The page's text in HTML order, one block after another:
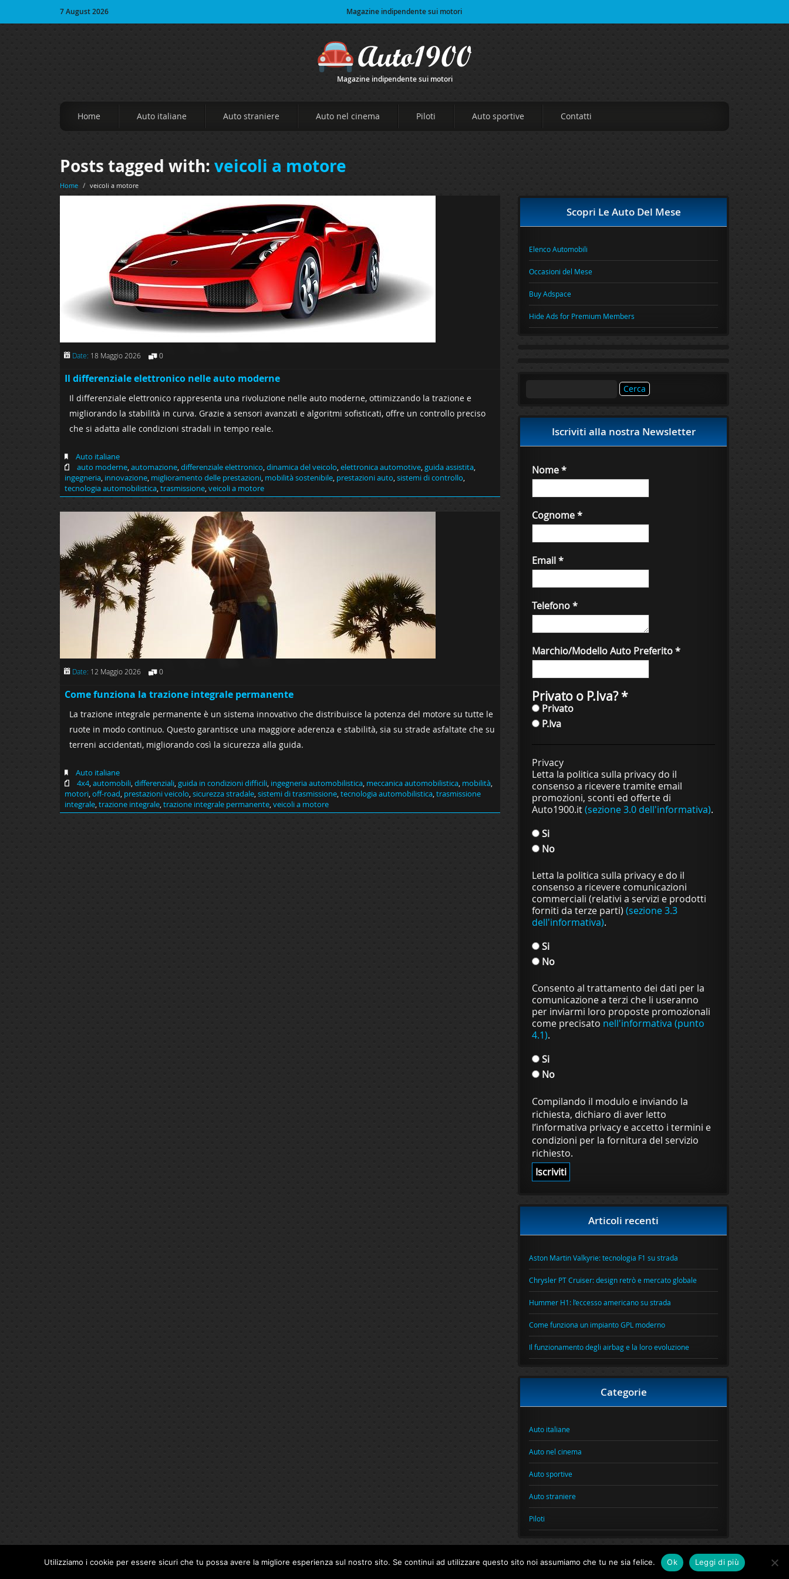
7 August 2026 Magazine indipendente sui motori
Magazine indipendente sui motori
Home Auto italiane Auto straniere Auto nel cinema Piloti Auto sportive Contatti
Posts tagged with: veicoli a motore
Home / veicoli a motore
Date: 18 Maggio 2026 0
Il differenziale elettronico nelle auto moderne
Il differenziale elettronico rappresenta una rivoluzione nelle auto moderne, ottimizzando la trazione e
migliorando la stabilità in curva. Grazie a sensori avanzati e algoritmi sofisticati, offre un controllo preciso
che si adatta alle condizioni stradali in tempo reale.
Auto italiane
auto moderne,automazione,differenziale elettronico,dinamica del veicolo,elettronica automotive,guida assistita,
ingegneria, innovazione, miglioramento delle prestazioni, mobilità sostenibile, prestazioni auto,sistemi di controllo,
tecnologia automobilistica,trasmissione,veicoli a motore
Date: 12 Maggio 2026 0
Come funziona la trazione integrale permanente
La trazione integrale permanente è un sistema innovativo che distribuisce la potenza del motore su tutte le
ruote in modo continuo. Questo garantisce una maggiore aderenza e stabilità, sia su strade asfaltate che su
terreni accidentati, migliorando così la sicurezza alla guida.
Auto italiane
4x4,automobili,differenziali,guida in condizioni difficili, ingegneria automobilistica, meccanica automobilistica, mobilità,
motori,off-road, prestazioni veicolo,sicurezza stradale,sistemi di trasmissione,tecnologia automobilistica,trasmissione
integrale,trazione integrale,trazione integrale permanente,veicoli a motore
Scopri Le Auto Del Mese
Elenco Automobili
Occasioni del Mese
Buy Adspace
Hide Ads for Premium Members
Iscriviti alla nostra Newsletter
Nome*
Cognome*
Email*
Telefono*
Marchio/Modello Auto Preferito*
Privato o P.Iva?*
Privato
P.Iva
Privacy
Letta la politica sulla privacy do il
consenso a ricevere tramite email
promozioni, sconti ed offerte di
Auto1900.it(sezione 3.0 dell'informativa).
Si
No
Letta la politica sulla privacy e do il
consenso a ricevere comunicazioni
commerciali (relativi a servizi e prodotti
forniti da terze parti) (sezione 3.3
dell'informativa).
Si
No
Consento al trattamento dei dati per la
comunicazione a terzi che li useranno
per inviarmi loro proposte promozionali
come precisato nell'informativa (punto
4.1).
Si
No
Compilando il modulo e inviando la
richiesta, dichiaro di aver letto
l’informativa privacy e accetto i termini e
condizioni per la fornitura del servizio
richiesto.
Articoli recenti
Aston Martin Valkyrie: tecnologia F1 su strada
Chrysler PT Cruiser: design retrò e mercato globale
Hummer H1: l’eccesso americano su strada
Come funziona un impianto GPL moderno
Il funzionamento degli airbag e la loro evoluzione
Categorie
Auto italiane
Auto nel cinema
Auto sportive
Auto straniere
Piloti
|
Utilizziamo i cookie per essere sicuri che tu possa avere la migliore esperienza sul nostro sito. Se continui ad utilizzare questo sito noi assumiamo che tu ne sia felice. Ok Leggi di più